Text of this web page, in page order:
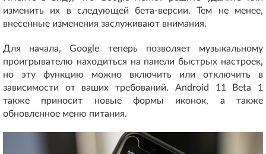
изменить их в следующей бета-версии. Тем не менее,
внесенные изменения заслуживают внимания.
Для начала, Google теперь позволяет музыкальному
проигрывателю находиться на панели быстрых настроек,
но эту функцию можно включить или отключить в
зависимости от ваших требований. Android 11 Beta 1
также приносит новые формы иконок, а также
обновленное меню питания.